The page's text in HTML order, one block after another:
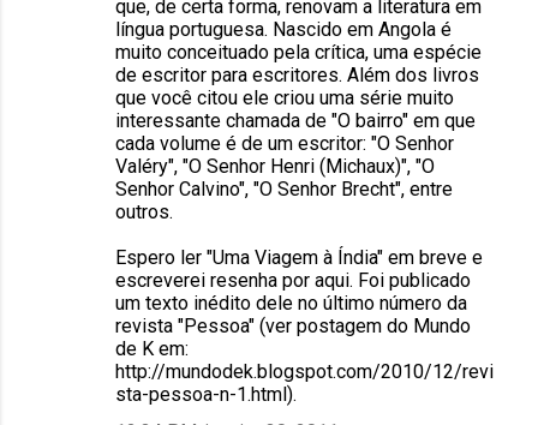
que, de certa forma, renovam a literatura em
língua portuguesa. Nascido em Angola é
muito conceituado pela crítica, uma espécie
de escritor para escritores. Além dos livros
que você citou ele criou uma série muito
interessante chamada de "O bairro" em que
cada volume é de um escritor: "O Senhor
Valéry", "O Senhor Henri (Michaux)", "O
Senhor Calvino", "O Senhor Brecht", entre
outros.
Espero ler "Uma Viagem à Índia" em breve e
escreverei resenha por aqui. Foi publicado
um texto inédito dele no último número da
revista "Pessoa" (ver postagem do Mundo
de K em:
http://mundodek.blogspot.com/2010/12/revi
sta-pessoa-n-1.html).